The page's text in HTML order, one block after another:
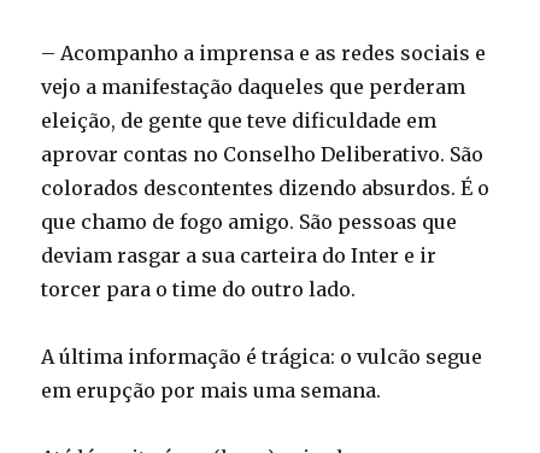
– Acompanho a imprensa e as redes sociais e
vejo a manifestação daqueles que perderam
eleição, de gente que teve dificuldade em
aprovar contas no Conselho Deliberativo. São
colorados descontentes dizendo absurdos. É o
que chamo de fogo amigo. São pessoas que
deviam rasgar a sua carteira do Inter e ir
torcer para o time do outro lado.
A última informação é trágica: o vulcão segue
em erupção por mais uma semana.